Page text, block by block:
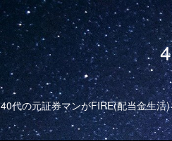
40代の元証券マンがFIRE(配当金生活